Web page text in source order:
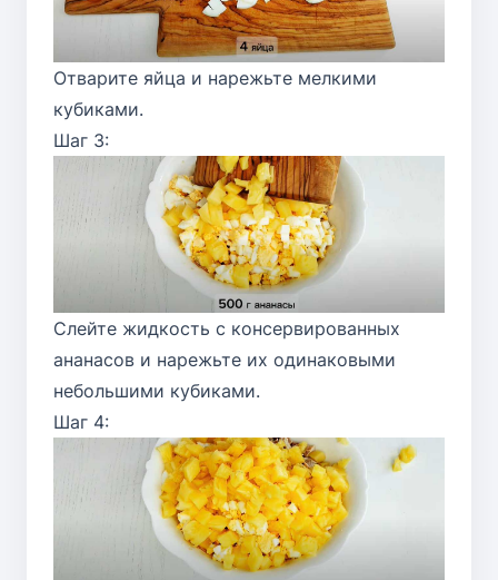
Отварите яйца и нарежьте мелкими
кубиками.
Шаг 3:
Слейте жидкость с консервированных
ананасов и нарежьте их одинаковыми
небольшими кубиками.
Шаг 4: